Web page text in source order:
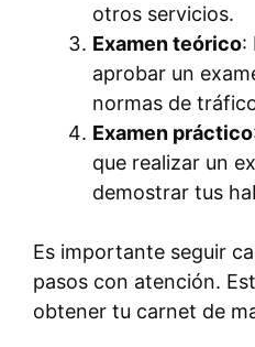
otros servicios.
Examen teórico:
aprobar un
normas de
Examen práctico
que realizar un
demostrar tus
Es importante seguir
pasos con atención.
obtener tu carnet de